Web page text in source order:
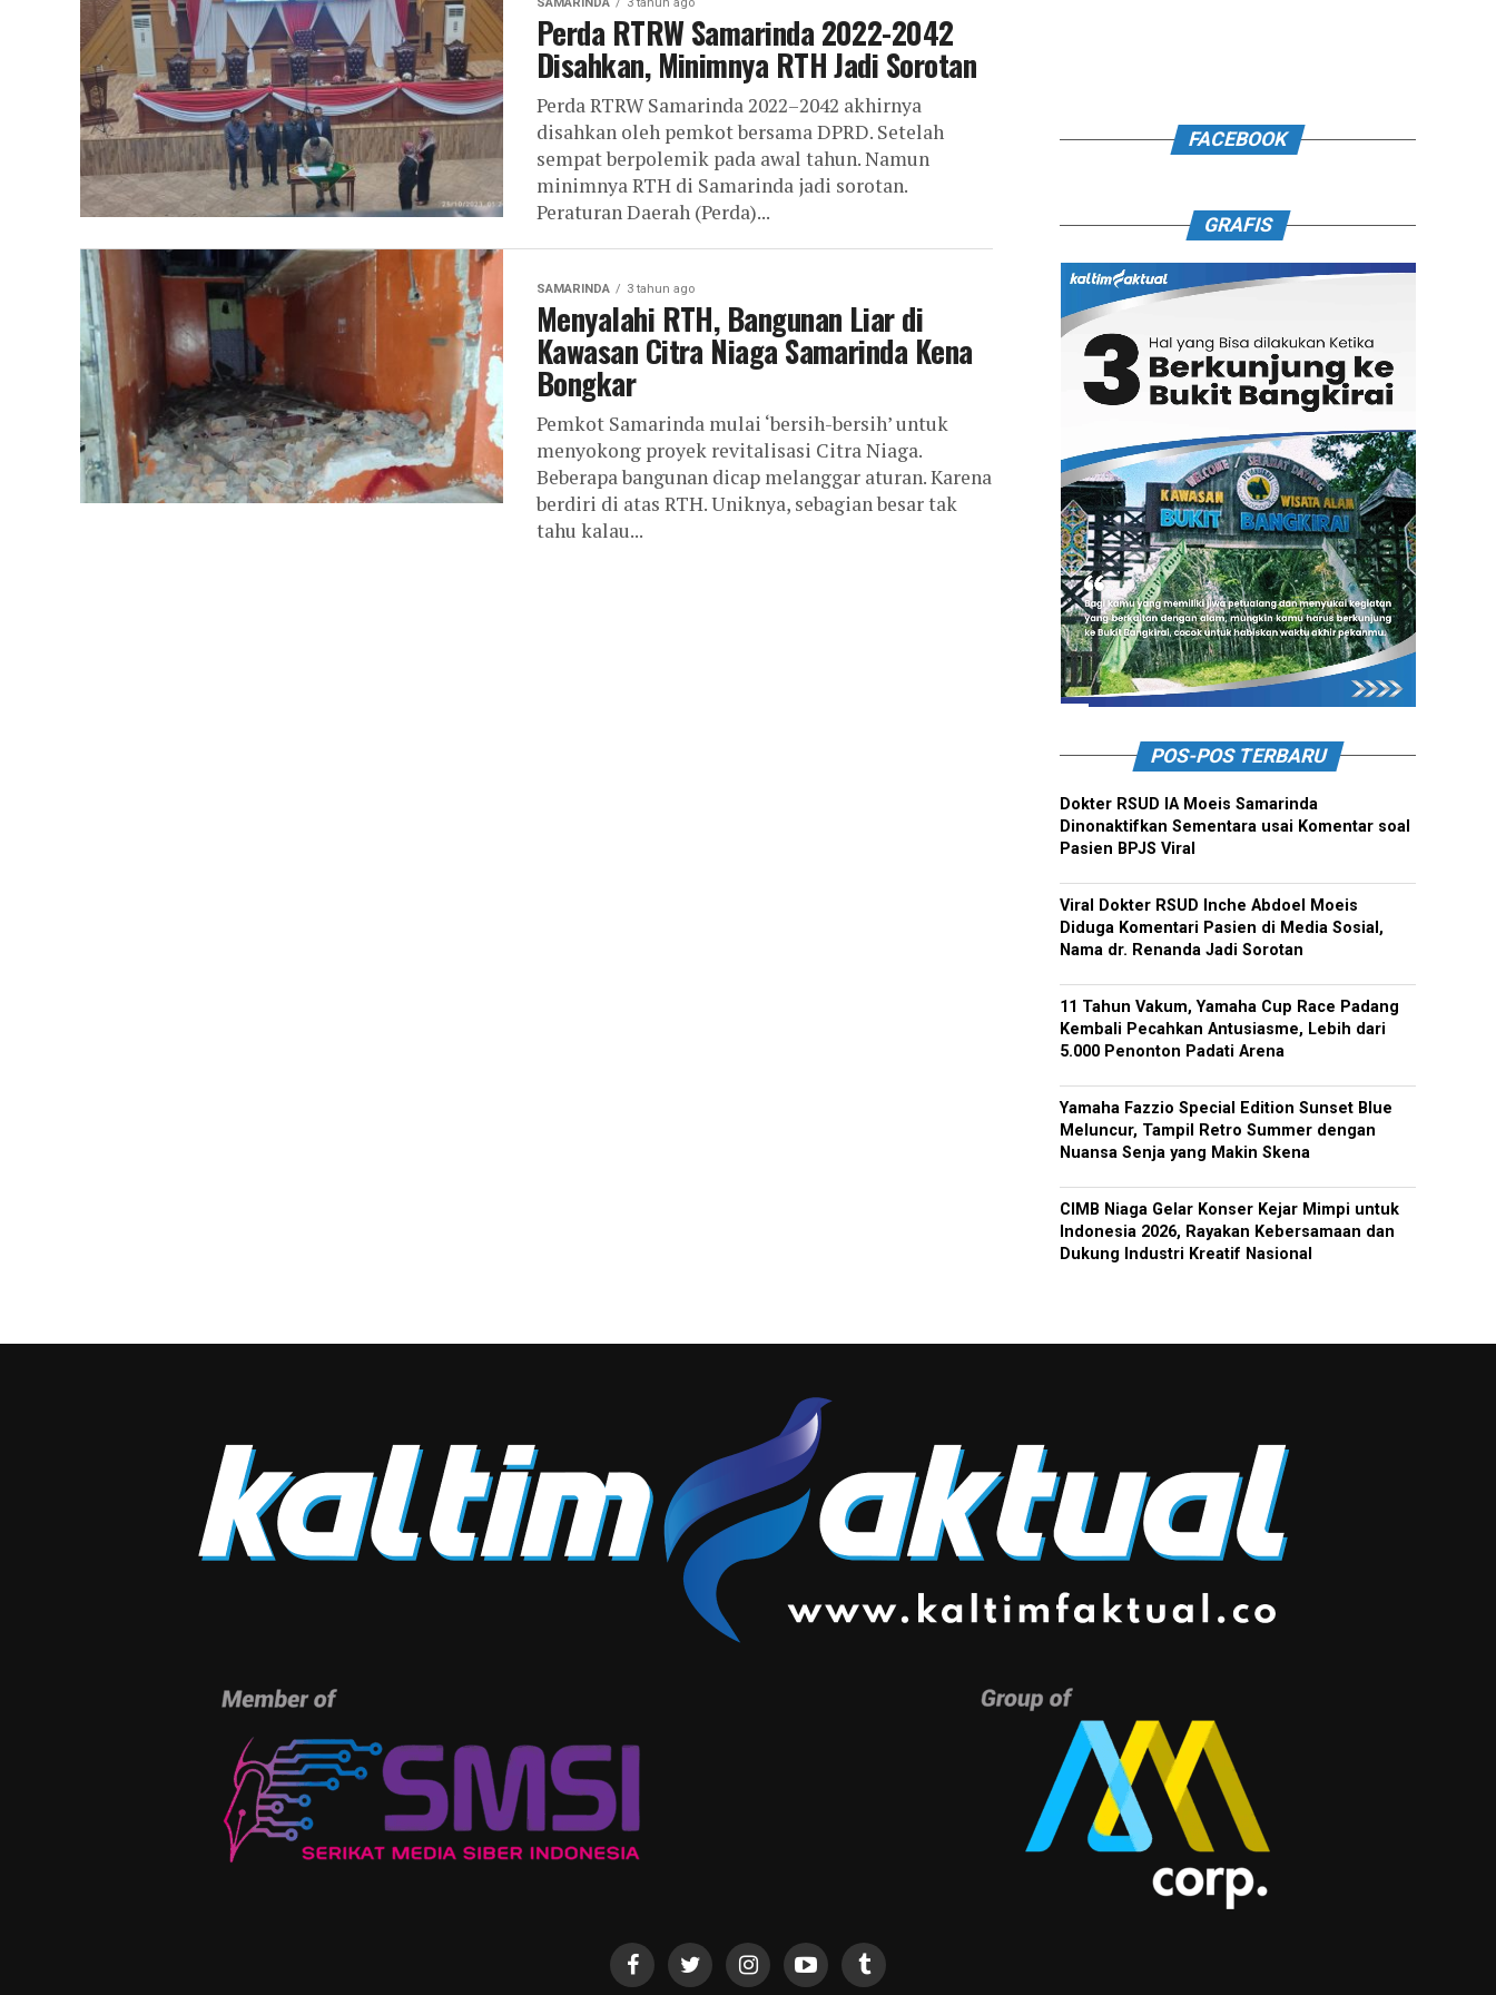
Perda RTRW Samarinda 2022-2042
Disahkan, Minimnya RTH Jadi Sorotan
Perda RTRW Samarinda 2022–2042 akhirnya
disahkan oleh pemkot bersama DPRD. Setelah
sempat berpolemik pada awal tahun. Namun
minimnya RTH di Samarinda jadi sorotan.
Peraturan Daerah (Perda)...
SAMARINDA 3 tahun ago
Menyalahi RTH, Bangunan Liar di
Kawasan Citra Niaga Samarinda Kena
Bongkar
Pemkot Samarinda mulai ‘bersih-bersih’ untuk
menyokong proyek revitalisasi Citra Niaga.
Beberapa bangunan dicap melanggar aturan. Karena
berdiri di atas RTH. Uniknya, sebagian besar tak
tahu kalau...
FACEBOOK
GRAFIS
POS-POS TERBARU
Dokter RSUD IA Moeis Samarinda
Dinonaktifkan Sementara usai Komentar soal
Pasien BPJS Viral
Viral Dokter RSUD Inche Abdoel Moeis
Diduga Komentari Pasien di Media Sosial,
Nama dr. Renanda Jadi Sorotan
11 Tahun Vakum, Yamaha Cup Race Padang
Kembali Pecahkan Antusiasme, Lebih dari
5.000 Penonton Padati Arena
Yamaha Fazzio Special Edition Sunset Blue
Meluncur, Tampil Retro Summer dengan
Nuansa Senja yang Makin Skena
CIMB Niaga Gelar Konser Kejar Mimpi untuk
Indonesia 2026, Rayakan Kebersamaan dan
Dukung Industri Kreatif Nasional